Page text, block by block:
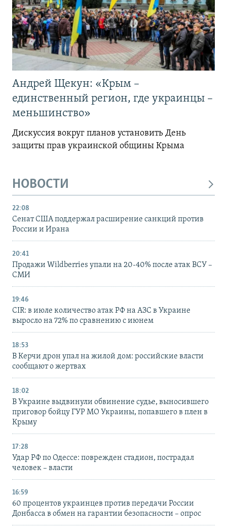
Андрей Щекун: «Крым –
единственный регион, где украинцы –
меньшинство»
Дискуссия вокруг планов установить День
защиты прав украинской общины Крыма
НОВОСТИ
22:08
Сенат США поддержал расширение санкций против
России и Ирана
20:41
Продажи Wildberries упали на 20-40% после атак ВСУ –
СМИ
19:46
CIR: в июле количество атак РФ на АЗС в Украине
выросло на 72% по сравнению с июнем
18:53
В Керчи дрон упал на жилой дом: российские власти
сообщают о жертвах
18:02
В Украине выдвинули обвинение судье, выносившего
приговор бойцу ГУР МО Украины, попавшего в плен в
Крыму
17:28
Удар РФ по Одессе: поврежден стадион, пострадал
человек – власти
16:59
60 процентов украинцев против передачи России
Донбасса в обмен на гарантии безопасности – опрос